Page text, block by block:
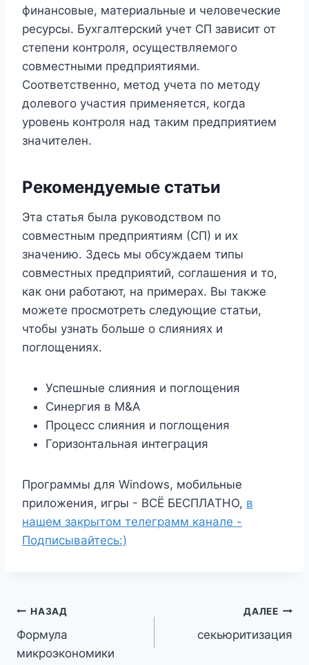
финансовые, материальные и человеческие
ресурсы. Бухгалтерский учет СП зависит от
степени контроля, осуществляемого
совместными предприятиями.
Соответственно, метод учета по методу
долевого участия применяется, когда
уровень контроля над таким предприятием
значителен.
Рекомендуемые статьи
Эта статья была руководством по
совместным предприятиям (СП) и их
значению. Здесь мы обсуждаем типы
совместных предприятий, соглашения и то,
как они работают, на примерах. Вы также
можете просмотреть следующие статьи,
чтобы узнать больше о слияниях и
поглощениях.
Успешные слияния и поглощения
Синергия в M&A
Процесс слияния и поглощения
Горизонтальная интеграция
Программы для Windows, мобильные
приложения, игры - ВСЁ БЕСПЛАТНО, в
нашем закрытом телеграмм канале -
Подписывайтесь:)
Навигация
по
НАЗАД
Формула
микроэкономики
ДАЛЕЕ
секьюритизация